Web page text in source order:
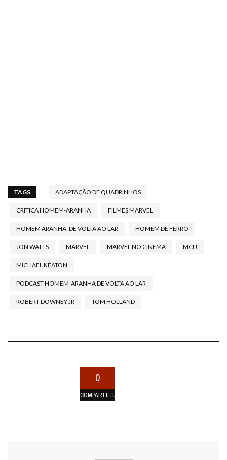
TAGS ADAPTAÇÃO DE QUADRINHOS
CRITICA HOMEM-ARANHA FILMES MARVEL
HOMEM ARANHA: DE VOLTA AO LAR HOMEM DE FERRO
JON WATTS MARVEL MARVEL NO CINEMA MCU
MICHAEL KEATON
PODCAST HOMEM-ARANHA DE VOLTA AO LAR
ROBERT DOWNEY JR TOM HOLLAND
0
COMPARTILHAMENTOS